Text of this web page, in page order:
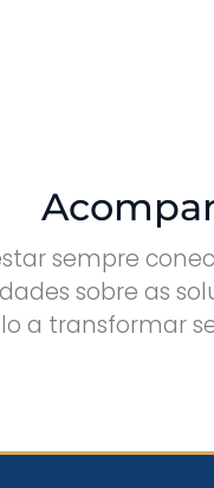
sempre
sobre as
a transformar